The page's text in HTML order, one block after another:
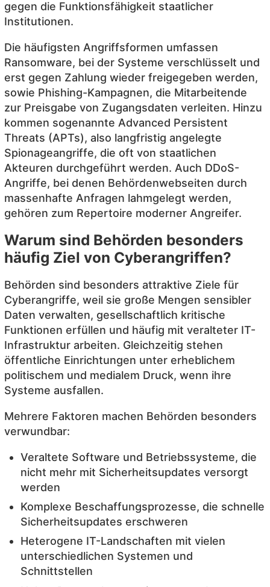
gegen die Funktionsfähigkeit staatlicher
Institutionen.
Die häufigsten Angriffsformen umfassen
Ransomware, bei der Systeme verschlüsselt und
erst gegen Zahlung wieder freigegeben werden,
sowie Phishing-Kampagnen, die Mitarbeitende
zur Preisgabe von Zugangsdaten verleiten. Hinzu
kommen sogenannte Advanced Persistent
Threats (APTs), also langfristig angelegte
Spionageangriffe, die oft von staatlichen
Akteuren durchgeführt werden. Auch DDoS-
Angriffe, bei denen Behördenwebseiten durch
massenhafte Anfragen lahmgelegt werden,
gehören zum Repertoire moderner Angreifer.
Warum sind Behörden besonders
häufig Ziel von Cyberangriffen?
Behörden sind besonders attraktive Ziele für
Cyberangriffe, weil sie große Mengen sensibler
Daten verwalten, gesellschaftlich kritische
Funktionen erfüllen und häufig mit veralteter IT-
Infrastruktur arbeiten. Gleichzeitig stehen
öffentliche Einrichtungen unter erheblichem
politischem und medialem Druck, wenn ihre
Systeme ausfallen.
Mehrere Faktoren machen Behörden besonders
verwundbar:
Veraltete Software und Betriebssysteme, die
nicht mehr mit Sicherheitsupdates versorgt
werden
Komplexe Beschaffungsprozesse, die schnelle
Sicherheitsupdates erschweren
Heterogene IT-Landschaften mit vielen
unterschiedlichen Systemen und
Schnittstellen